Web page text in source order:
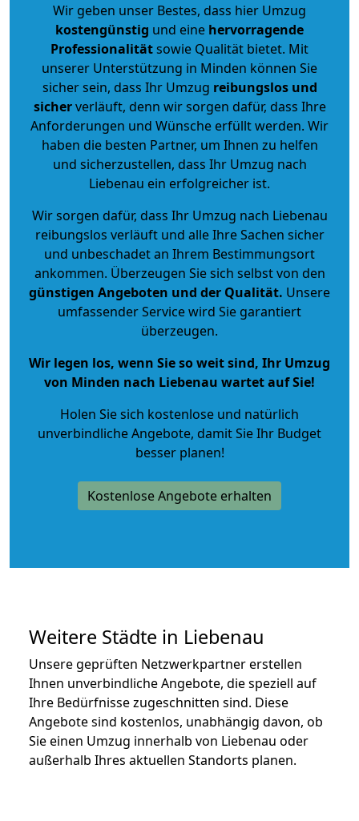
Wir geben unser Bestes, dass hier Umzug
kostengünstig und eine hervorragende
Professionalitätsowie Qualität bietet. Mit
unserer Unterstützung in Minden können Sie
sicher sein, dass Ihr Umzug reibungslos und
sicherverläuft, denn wir sorgen dafür, dass Ihre
Anforderungen und Wünsche erfüllt werden. Wir
haben die besten Partner, um Ihnen zu helfen
und sicherzustellen, dass Ihr Umzug nach
Liebenau ein erfolgreicher ist.
Wir sorgen dafür, dass Ihr Umzug nach Liebenau
reibungslos verläuft und alle Ihre Sachen sicher
und unbeschadet an Ihrem Bestimmungsort
ankommen. Überzeugen Sie sich selbst von den
günstigen Angeboten und der Qualität. Unsere
umfassender Service wird Sie garantiert
überzeugen.
Wir legen los, wenn Sie so weit sind, Ihr Umzug
von Minden nach Liebenau wartet auf Sie!
Holen Sie sich kostenlose und natürlich
unverbindliche Angebote, damit Sie Ihr Budget
besser planen!
Kostenlose Angebote erhalten
Weitere Städte in Liebenau
Unsere geprüften Netzwerkpartner erstellen
Ihnen unverbindliche Angebote, die speziell auf
Ihre Bedürfnisse zugeschnitten sind. Diese
Angebote sind kostenlos, unabhängig davon, ob
Sie einen Umzug innerhalb von Liebenau oder
außerhalb Ihres aktuellen Standorts planen.